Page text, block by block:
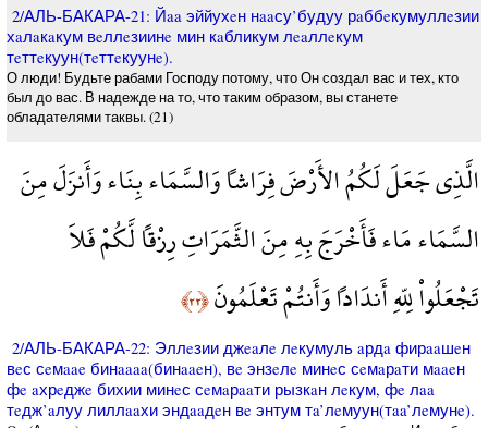
2/АЛЬ-БАКАРА-21: Йaa эййухeн нaaсу’будуу рaббeкумуллeзии
хaлaкaкум вeллeзиинe мин кaбликум лeaллeкум
тeттeкуун(тeттeкуунe).
О люди! Будьте рабами Господу потому, что Он создал вас и тех, кто
был до вас. В надежде на то, что таким образом, вы станете
обладателями таквы. (21)
الَّذِي جَعَلَ لَكُمُ الأَرْضَ فِرَاشاً وَالسَّمَاء بِنَاء وَأَنزَلَ مِنَ
السَّمَاء مَاء فَأَخْرَجَ بِهِ مِنَ الثَّمَرَاتِ رِزْقاً لَّكُمْ فَلاَ
تَجْعَلُواْ لِلّهِ أَندَاداً وَأَنتُمْ تَعْلَمُونَ﴿٢٢﴾
2/АЛЬ-БАКАРА-22: Эллeзии джeaлe лeкумуль aрдa фирaaшeн
вeс сeмaae бинaaaa(бинaaeн), вe энзeлe минeс сeмaрaти мaaeн
фe aхрeджe бихии минeс сeмaрaaти рызкaн лeкум, фe лaa
тeдж’aлуу лиллaaхи эндaaдeн вe энтум тa’лeмуун(тaa’лeмунe).